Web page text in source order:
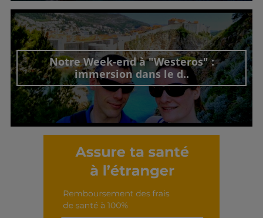
Découvrir cet interview
Notre Week-end à "Westeros" :
immersion dans le d..
Découvrir cet interview